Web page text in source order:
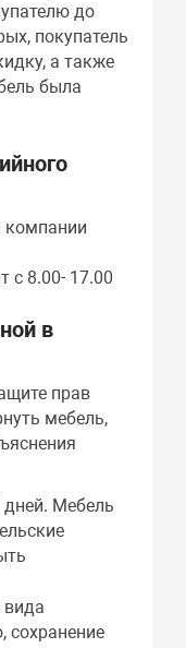
до
покупатель
а также
была
компании
с 8.00- 17.00
в
прав
мебель,
дней. Мебель
вида
сохранение